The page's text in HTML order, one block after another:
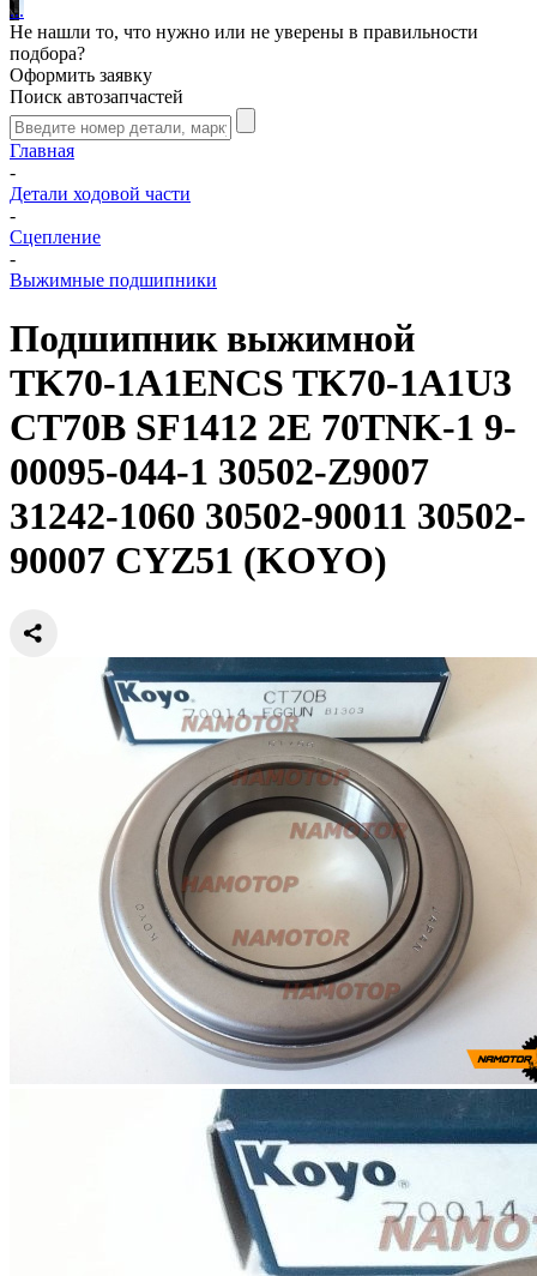
...
Не нашли то, что нужно или не уверены в правильности
подбора?
Оформить заявку
Поиск автозапчастей
Главная
-
Детали ходовой части
-
Сцепление
-
Выжимные подшипники
Подшипник выжимной
TK70-1A1ENCS TK70-1A1U3
CT70B SF1412 2E 70TNK-1 9-
00095-044-1 30502-Z9007
31242-1060 30502-90011 30502-
90007 CYZ51 (KOYO)